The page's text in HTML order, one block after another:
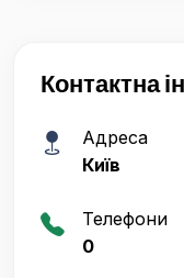
Контактна
Адреса
Київ
Телефони
0